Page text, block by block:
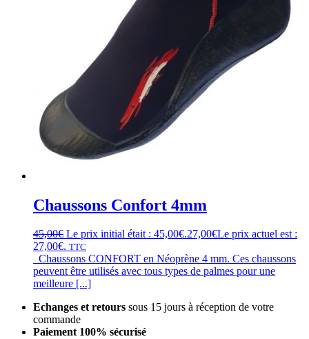
Chaussons Confort 4mm
45,00€ Le prix initial était : 45,00€.27,00€Le prix actuel est :
27,00€. TTC
Chaussons CONFORT en Néoprène 4 mm. Ces chaussons
peuvent être utilisés avec tous types de palmes pour une
meilleure [...]
Echanges et retours sous 15 jours à réception de votre
commande
Paiement 100% sécurisé